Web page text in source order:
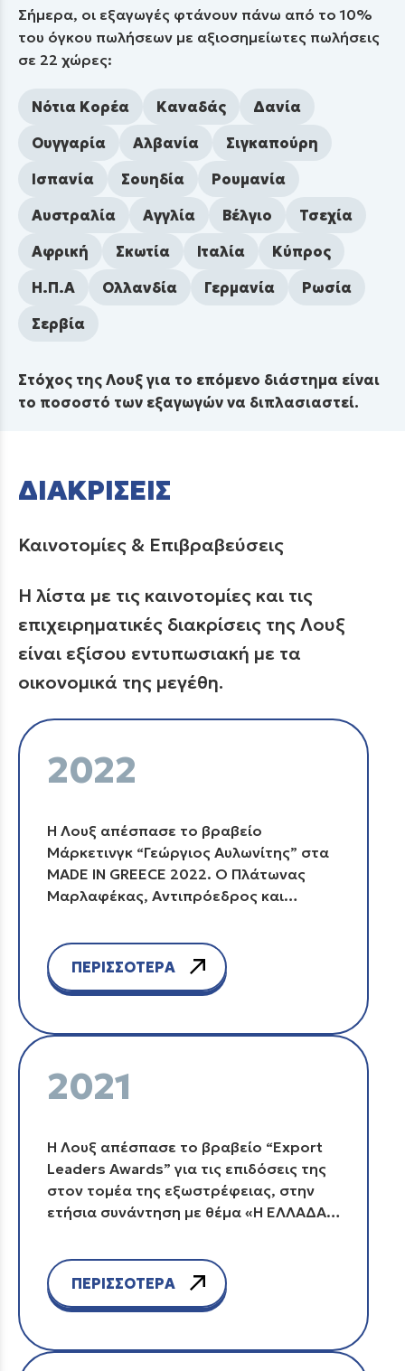
Σήμερα, οι εξαγωγές φτάνουν πάνω από το 10%
του όγκου πωλήσεων με αξιοσημείωτες πωλήσεις
σε 22 χώρες:
Νότια Κορέα Καναδάς
Δανία
Ουγγαρία
Αλβανία
Σιγκαπούρη
Ισπανία
Σουηδία
Ρουμανία
Αυστραλία
Αγγλία Βέλγιο
Τσεχία
Αφρική
Σκωτία Ιταλία
Κύπρος
Η.Π.Α
Ολλανδία Γερμανία
Ρωσία
Σερβία
Στόχος της Λουξ για το επόμενο διάστημα είναι
το ποσοστό των εξαγωγών να διπλασιαστεί.
ΔΙΑΚΡΙΣΕΙΣ
Καινοτομίες & Επιβραβεύσεις
Η λίστα με τις καινοτομίες και τις
επιχειρηματικές διακρίσεις της Λουξ
είναι εξίσου εντυπωσιακή με τα
οικονομικά της μεγέθη.
2022
H Λουξ απέσπασε το βραβείο
Μάρκετινγκ “Γεώργιος Αυλωνίτης” στα
MADE IN GREECE 2022. Ο Πλάτωνας
Μαρλαφέκας, Αντιπρόεδρος και
Λουξ, παρέλαβε εκ μέρους της εταιρίας
το βραβείο Μάρκετινγκ “Γεώργιος
Αυλωνίτης”.
ΠΕΡΙΣΣΟΤΕΡΑ
2021
Η Λουξ απέσπασε το βραβείο “Export
Leaders Awards” για τις επιδόσεις της
στον τομέα της εξωστρέφειας, στην
ετήσια συνάντηση με θέμα «Η ΕΛΛΑΔΑ
FORUM 2021».
ΠΕΡΙΣΣΟΤΕΡΑ